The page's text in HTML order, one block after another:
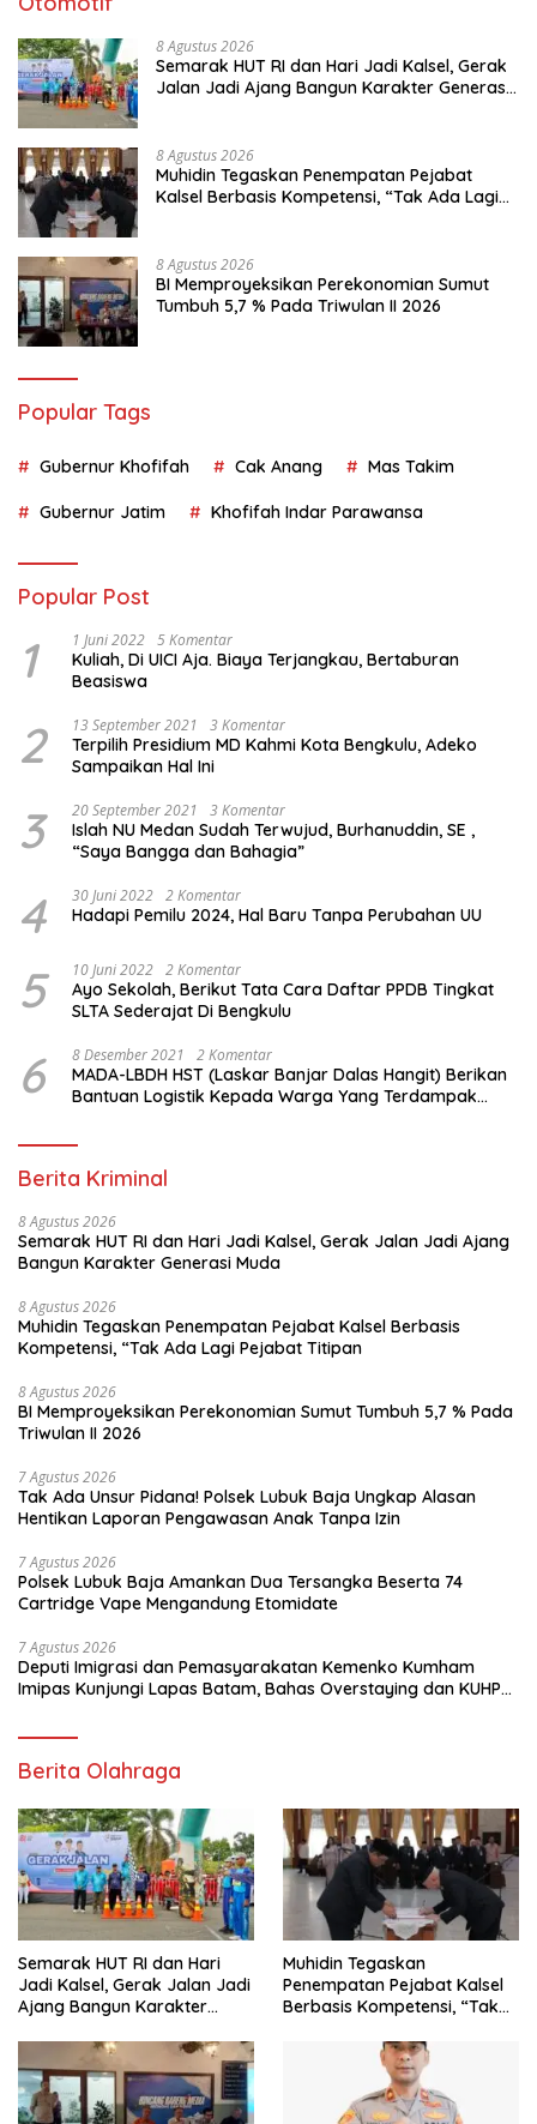
8 Agustus 2026
Semarak HUT RI dan Hari Jadi Kalsel, Gerak
Jalan Jadi Ajang Bangun Karakter Generasi
8 Agustus 2026
Muhidin Tegaskan Penempatan Pejabat
Kalsel Berbasis Kompetensi, “Tak Ada Lagi
8 Agustus 2026
BI Memproyeksikan Perekonomian Sumut
Tumbuh 5,7 % Pada Triwulan II 2026
Popular Tags
Gubernur Khofifah Cak Anang Mas Takim
Gubernur Jatim Khofifah Indar Parawansa
Popular Post
1 1 Juni 2022 5 Komentar
Kuliah, Di UICI Aja. Biaya Terjangkau, Bertaburan
Beasiswa
2 13 September 2021 3 Komentar
Terpilih Presidium MD Kahmi Kota Bengkulu, Adeko
Sampaikan Hal Ini
3 20 September 2021 3 Komentar
Islah NU Medan Sudah Terwujud, Burhanuddin, SE ,
“Saya Bangga dan Bahagia”
4 30 Juni 2022 2 Komentar
Hadapi Pemilu 2024, Hal Baru Tanpa Perubahan UU
5 10 Juni 2022 2 Komentar
Ayo Sekolah, Berikut Tata Cara Daftar PPDB Tingkat
SLTA Sederajat Di Bengkulu
6 8 Desember 2021 2 Komentar
MADA-LBDH HST (Laskar Banjar Dalas Hangit) Berikan
Bantuan Logistik Kepada Warga Yang Terdampak
Berita Kriminal
8 Agustus 2026
Semarak HUT RI dan Hari Jadi Kalsel, Gerak Jalan Jadi Ajang
Bangun Karakter Generasi Muda
8 Agustus 2026
Muhidin Tegaskan Penempatan Pejabat Kalsel Berbasis
Kompetensi, “Tak Ada Lagi Pejabat Titipan
8 Agustus 2026
BI Memproyeksikan Perekonomian Sumut Tumbuh 5,7 % Pada
Triwulan II 2026
7 Agustus 2026
Tak Ada Unsur Pidana! Polsek Lubuk Baja Ungkap Alasan
Hentikan Laporan Pengawasan Anak Tanpa Izin
7 Agustus 2026
Polsek Lubuk Baja Amankan Dua Tersangka Beserta 74
Cartridge Vape Mengandung Etomidate
7 Agustus 2026
Deputi Imigrasi dan Pemasyarakatan Kemenko Kumham
Imipas Kunjungi Lapas Batam, Bahas Overstaying dan KUHP
Berita Olahraga
Semarak HUT RI dan Hari
Jadi Kalsel, Gerak Jalan Jadi
Ajang Bangun Karakter
Muhidin Tegaskan
Penempatan Pejabat Kalsel
Berbasis Kompetensi, “Tak